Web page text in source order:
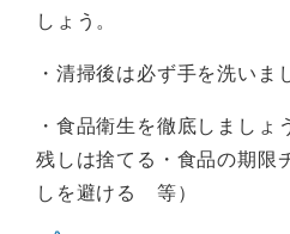
しょう。
・清掃後は必ず手を洗いま
・食品衛生を徹底しましょ
残しは捨てる・食品の期限
しを避ける 等）